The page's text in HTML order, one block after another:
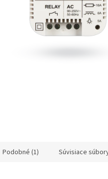
Podobné (1) Súvisiace